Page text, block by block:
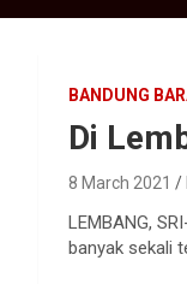
BANDUNG
Di
8 March 2021
LEMBANG,
banyak sekali